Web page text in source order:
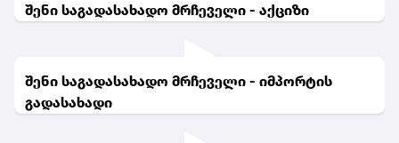
შენი საგადასახადო მრჩეველი - აქციზი
შენი საგადასახადო მრჩეველი - იმპორტის
გადასახადი